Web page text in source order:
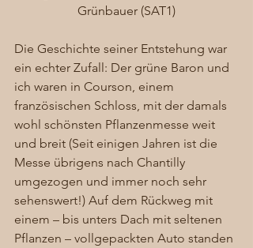
Grünbauer (SAT1)
Die Geschichte seiner Entstehung war
ein echter Zufall: Der grüne Baron und
ich waren in Courson, einem
französischen Schloss, mit der damals
wohl schönsten Pflanzenmesse weit
und breit (Seit einigen Jahren ist die
Messe übrigens nach Chantilly
umgezogen und immer noch sehr
sehenswert!) Auf dem Rückweg mit
einem – bis unters Dach mit seltenen
Pflanzen – vollgepackten Auto standen